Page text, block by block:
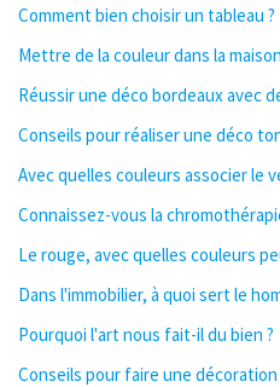
Comment bien choisir un tableau ?
Mettre de la couleur dans la maison
Réussir une déco bordeaux avec
Conseils pour réaliser une déco
Avec quelles couleurs associer le
Connaissez-vous la
Le rouge, avec quelles couleurs
Dans l'immobilier, à quoi sert le
Pourquoi l'art nous fait-il du bien ?
Conseils pour faire une décoration